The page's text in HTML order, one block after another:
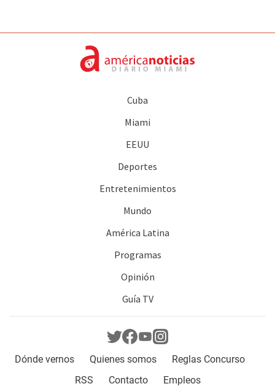
Cuba
Miami
EEUU
Deportes
Entretenimientos
Mundo
América Latina
Programas
Opinión
Guía TV
Dónde vernos Quienes somos
Reglas Concurso
RSS
Contacto Empleos